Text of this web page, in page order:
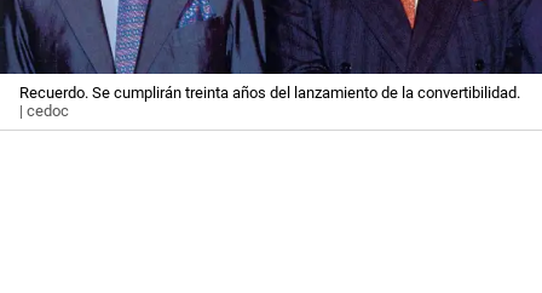
Recuerdo. Se cumplirán treinta años del lanzamiento de la convertibilidad.
| cedoc